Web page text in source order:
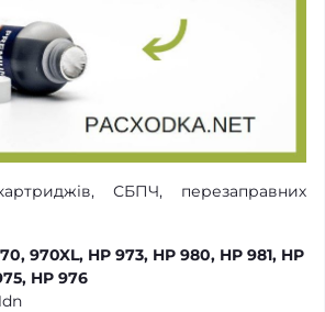
СБПЧ, перезаправних
970XL, HP 973, HP 980, HP 981, HP
HP 976